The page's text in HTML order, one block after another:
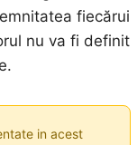
fiecărui
nu va fi definit
in acest